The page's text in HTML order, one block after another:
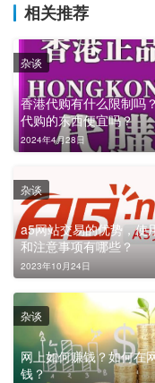
相关推荐
香港代购有什么限制吗
代购的东西便宜吗？
2024年4月28日
杂谈
a5网站交易的优势，使
和注意事项有哪些？
2023年10月24日
杂谈
网上如何赚钱？如何在
钱？
杂谈